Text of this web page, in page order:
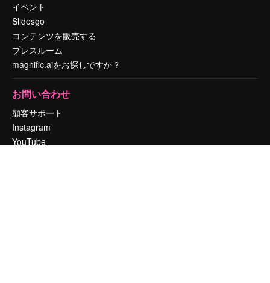
イベント
Slidesgo
コンテンツを販売する
プレスルーム
magnific.aiをお探しですか？
お問い合わせ
顧客サポート
Instagram
YouTube